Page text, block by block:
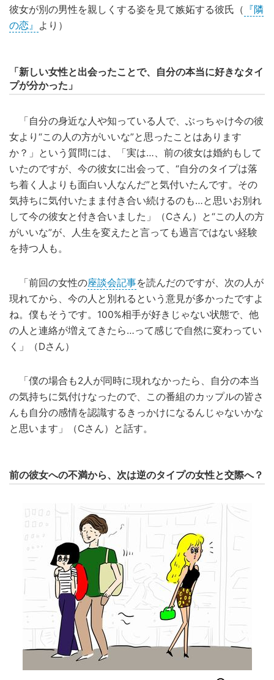
彼女が別の男性を親しくする姿を見て嫉妬する彼氏（ 『隣
の恋』 より）
「新しい女性と出会ったことで、自分の本当に好きなタイ
プが分かった」
「自分の身近な人や知っている人で、ぶっちゃけ今の彼
女より“この人の方がいいな”と思ったことはあります
か？」という質問には、「実は…、前の彼女は婚約もして
いたのですが、今の彼女に出会って、“自分のタイプは落
ち着く人よりも面白い人なんだ”と気付いたんです。その
気持ちに気付いたまま付き合い続けるのも…と思いお別れ
して今の彼女と付き合いました」（Cさん）と“この人の方
がいいな”が、人生を変えたと言っても過言ではない経験
を持つ人も。
「前回の女性の座談会記事を読んだのですが、次の人が
現れてから、今の人と別れるという意見が多かったですよ
ね。僕もそうです。100%相手が好きじゃない状態で、他
の人と連絡が増えてきたら…って感じで自然に変わってい
く」（Dさん）
「僕の場合も2人が同時に現れなかったら、自分の本当
の気持ちに気付けなったので、この番組のカップルの皆さ
んも自分の感情を認識するきっかけになるんじゃないかな
と思います」（Cさん）と話す。
前の彼女への不満から、次は逆のタイプの女性と交際へ？